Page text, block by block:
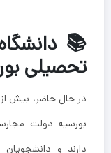
📚
تحصیلی
در حال حاضر، بیش از
دارند و